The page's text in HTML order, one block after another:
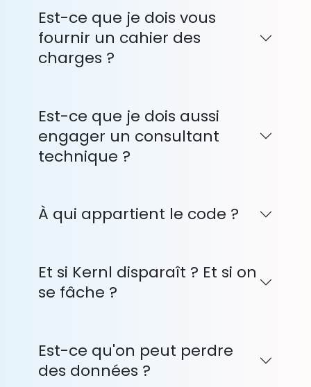
Est-ce que je dois vous
fournir un cahier des
charges ?
Est-ce que je dois aussi
engager un consultant
technique ?
À qui appartient le code ?
Et si Kernl disparaît ? Et si on
se fâche ?
Est-ce qu'on peut perdre
des données ?